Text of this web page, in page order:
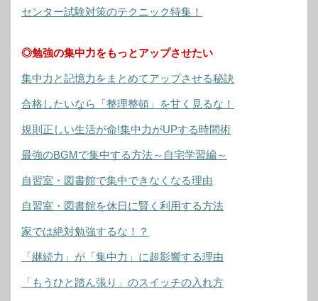
センター試験対策のテクニック特集！
◎勉強の集中力をもっとアップさせたい
集中力と記憶力をまとめてアップさせる秘訣
合格したいなら「整理整頓」を甘く見るな！
規則正しい生活が命!集中力がUPする時間術
最強のBGMで集中する方法～自宅学習編～
自習室・図書館で集中できなくなる理由
自習室・図書館を休日に賢く利用する方法
家では絶対勉強するな！？
「継続力」が「集中力」に超影響する理由
「もうひと踏ん張り」のスイッチの入れ方